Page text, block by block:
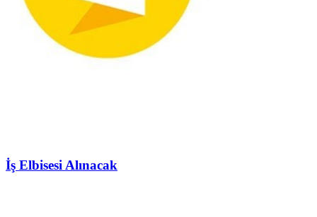
İş Elbisesi Alınacak